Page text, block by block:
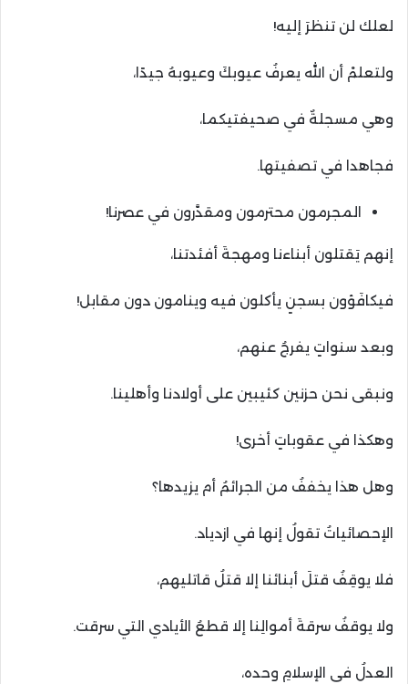
لعلك لن تنظرَ إليه!
ولتعلمْ أن الله يعرفُ عيوبكَ وعيوبهُ جيدًا،
وهي مسجلةٌ في صحيفتيكما،
فجاهدا في تصفيتها.
المجرمون محترمون ومقدَّرون في عصرنا!
إنهم يَقتلون أبناءنا ومهجةَ أفئدتنا،
فيكافَؤون بسجنٍ يأكلون فيه وينامون دون مقابل!
وبعد سنواتٍ يفرجُ عنهم،
ونبقى نحن حزنين كئيبين على أولادنا وأهلينا.
وهكذا في عقوباتٍ أخرى!
وهل هذا يخففُ من الجرائمُ أم يزيدها؟
الإحصائياتُ تقولُ إنها في ازدياد.
فلا يوقِفُ قتلَ أبنائنا إلا قتلُ قاتليهم،
ولا يوقفُ سرقةَ أموالِنا إلا قطعُ الأيادي التي سرقت.
العدلُ في الإسلامِ وحده،